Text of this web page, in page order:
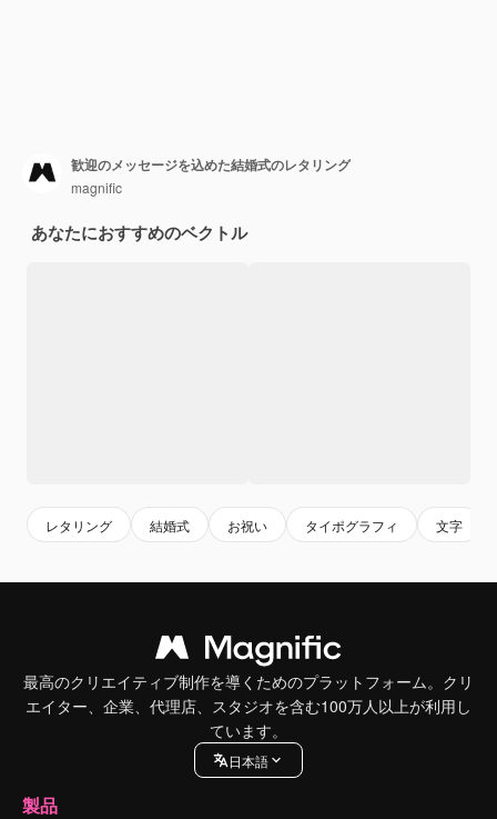
歓迎のメッセージを込めた結婚式のレタリング
magnific
あなたにおすすめのベクトル
レタリング 結婚式 お祝い タイポグラフィ 文字
最高のクリエイティブ制作を導くためのプラットフォーム。クリ
エイター、企業、代理店、スタジオを含む100万人以上が利用し
ています。
日本語
製品